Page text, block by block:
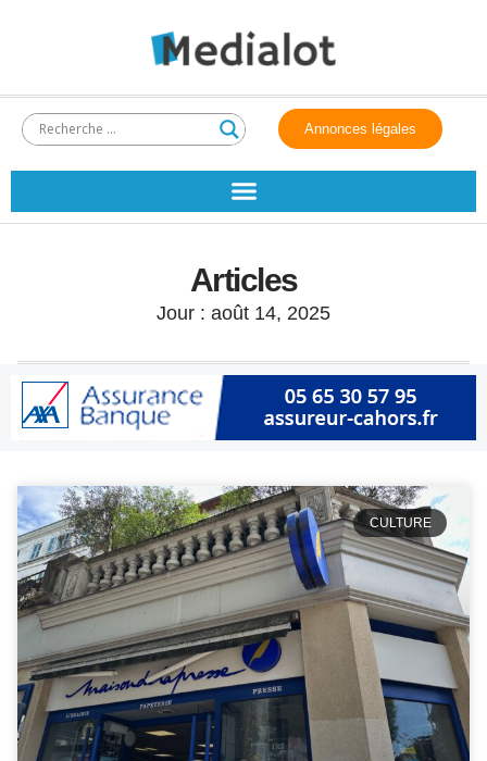
Annonces légales
Articles
Jour : août 14, 2025
CULTURE